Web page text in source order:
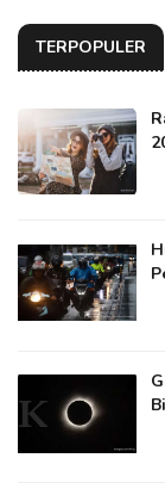
TERPOPULER